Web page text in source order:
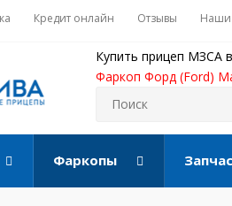
Кредит онлайн Отзывы Наши
Купить прицеп МЗСА
Фаркоп Форд (Ford)
Фаркопы